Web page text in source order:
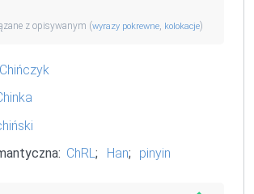
z opisywanym (wyrazy pokrewne, kolokacje)
Chińczyk
ChRL; Han; pinyin